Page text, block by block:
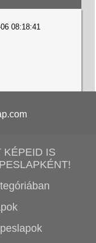
08:18:41
KÉPEID IS